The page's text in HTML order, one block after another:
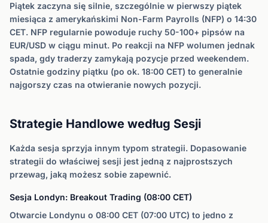
Piątek zaczyna się silnie, szczególnie w pierwszy piątek
miesiąca z amerykańskimi Non-Farm Payrolls (NFP) o 14:30
CET. NFP regularnie powoduje ruchy 50-100+ pipsów na
EUR/USD w ciągu minut. Po reakcji na NFP wolumen jednak
spada, gdy traderzy zamykają pozycje przed weekendem.
Ostatnie godziny piątku (po ok. 18:00 CET) to generalnie
najgorszy czas na otwieranie nowych pozycji.
Strategie Handlowe według Sesji
Każda sesja sprzyja innym typom strategii. Dopasowanie
strategii do właściwej sesji jest jedną z najprostszych
przewag, jaką możesz sobie zapewnić.
Sesja Londyn: Breakout Trading (08:00 CET)
Otwarcie Londynu o 08:00 CET (07:00 UTC) to jedno z